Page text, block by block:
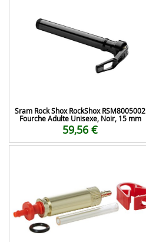
Sram Rock Shox RockShox RSM8005002
Fourche Adulte Unisexe, Noir, 15 mm
59,56 €